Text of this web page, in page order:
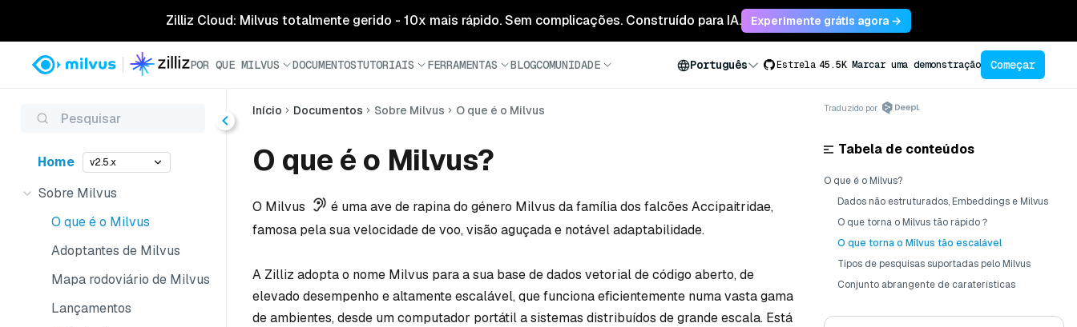
Zilliz Cloud: Milvus totalmente gerido - 10x mais rápido. Sem complicações. Construído para IA. Experimente grátis agora →
POR QUE MILVUS DOCUMENTOSTUTORIAIS FERRAMENTAS BLOGCOMUNIDADE Português Estrela 45.5K Marcar uma demonstração Começar
Pesquisar
Home v2.5.x
Sobre Milvus
O que é o Milvus
Adoptantes de Milvus
Mapa rodoviário de Milvus
Lançamentos
Início Documentos Sobre Milvus O que é o Milvus
O que é o Milvus?
O Milvus
é uma ave de rapina do género Milvus da família dos falcões Accipaitridae,
famosa pela sua velocidade de voo, visão aguçada e notável adaptabilidade.
A Zilliz adopta o nome Milvus para a sua base de dados vetorial de código aberto, de
elevado desempenho e altamente escalável, que funciona eficientemente numa vasta gama
de ambientes, desde um computador portátil a sistemas distribuídos de grande escala. Está
Traduzido por
Tabela de conteúdos
O que é o Milvus?
Dados não estruturados, Embeddings e Milvus
O que torna o Milvus tão rápido？
O que torna o Milvus tão escalável
Tipos de pesquisas suportadas pelo Milvus
Conjunto abrangente de caraterísticas